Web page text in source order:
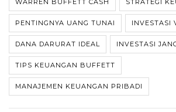
WARREN BUFFETT CASH STRATEGI
PENTINGNYA UANG TUNAI INVESTASI
DANA DARURAT IDEAL INVESTASI
TIPS KEUANGAN BUFFETT
MANAJEMEN KEUANGAN PRIBADI